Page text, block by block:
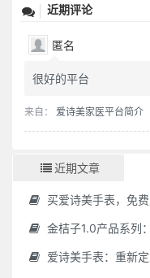
近期评论
匿名
很好的平台
来自： 爱诗美家医平台简介
近期文章
买爱诗美手表，免费赠送
金桔子1.0产品系列：家医AI慢
爱诗美手表：重新